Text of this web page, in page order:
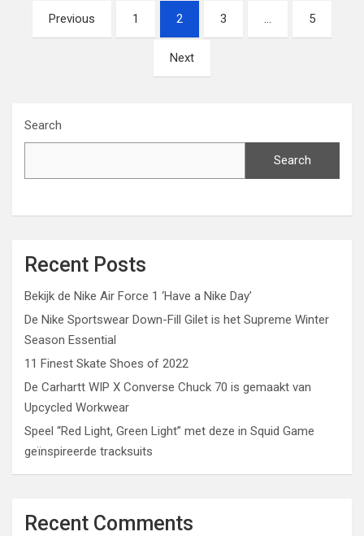
Posts
navigation
Previous 1 2 3 … 5
Next
Search
Search
Recent Posts
Bekijk de Nike Air Force 1 ‘Have a Nike Day’
De Nike Sportswear Down-Fill Gilet is het Supreme Winter
Season Essential
11 Finest Skate Shoes of 2022
De Carhartt WIP X Converse Chuck 70 is gemaakt van
Upcycled Workwear
Speel “Red Light, Green Light” met deze in Squid Game
geïnspireerde tracksuits
Recent Comments